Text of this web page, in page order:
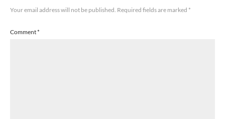
Your email address will not be published. Required fields are marked *
Comment*